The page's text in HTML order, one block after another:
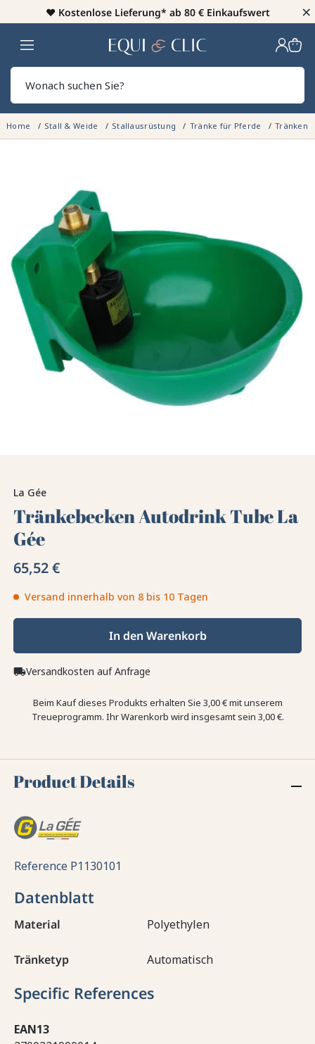
♥️ Kostenlose Lieferung* ab 80 € Einkaufswert ×
Heim
Home Stall & Weide Stallausrüstung Tränke für Pferde Tränken
La Gée
Tränkebecken Autodrink Tube La
Gée
65,52 €
Versand innerhalb von 8 bis 10 Tagen
In den Warenkorb
local_shippingVersandkosten auf Anfrage
Beim Kauf dieses Produkts erhalten Sie 3,00 €mit unserem
Treueprogramm. Ihr Warenkorb wird insgesamt sein 3,00 €.
Product Details
Reference P1130101
Datenblatt
Material Polyethylen
Tränketyp Automatisch
Specific References
EAN13